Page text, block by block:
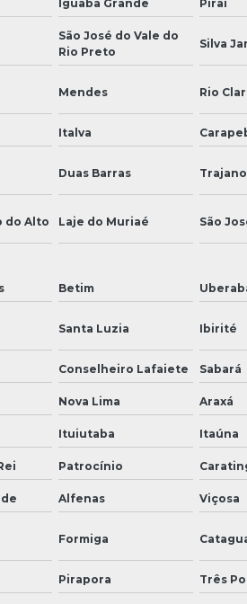
Iguaba Grande Piraí
São José do Vale do
Rio Preto
Silva
Mendes Rio
Italva
Duas Barras
do Alto Laje do Muriaé São
Betim
Santa Luzia Ibirité
Conselheiro Lafaiete Sabará
Nova Lima Araxá
Ituiutaba Itaúna
Patrocínio
Alfenas Viçosa
Formiga
Pirapora Três